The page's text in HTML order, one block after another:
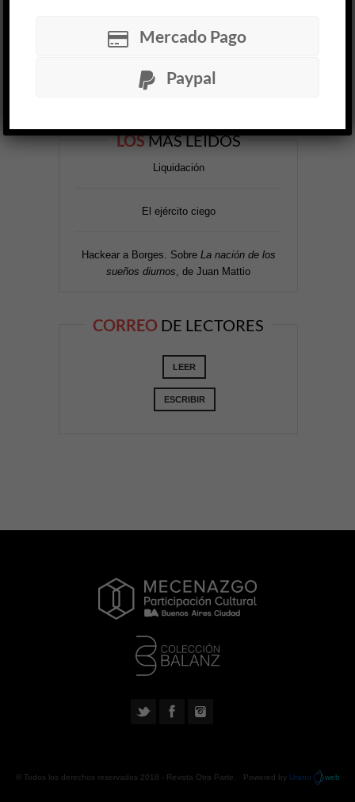
ARCHIVOOP SEMANAL
LOSMÁS LEÍDOS
Liquidación
El ejército ciego
Hackear a Borges. Sobre La nación de los
sueños diurnos , de Juan Mattio
CORREO DE LECTORES
LEER
ESCRIBIR
© Todos los derechos reservados 2018 - Revista Otra Parte . Powered by Urano web
Mercado Pago
Paypal